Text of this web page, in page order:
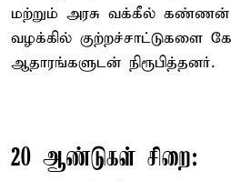
மற்றும் அரசு வக்கீல்
வழக்கில் குற்றச்சாட்டுகளை
ஆதாரங்களுடன் நிரூபித்தனர்.
20 ஆண்டுகள் சிறை: